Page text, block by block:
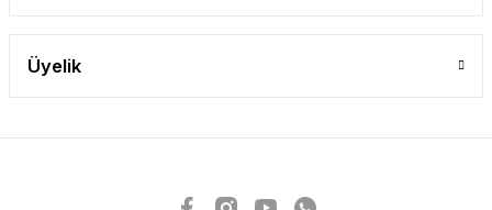
Üyelik